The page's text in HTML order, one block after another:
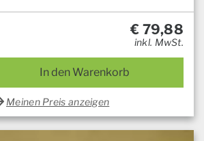
€ 79,88
inkl. MwSt.
In den Warenkorb
Meinen Preis anzeigen